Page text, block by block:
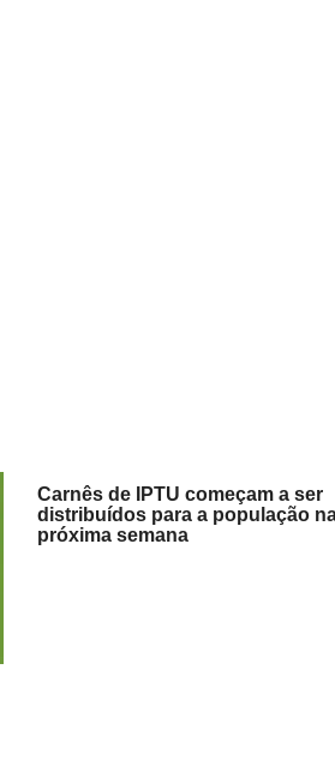
Carnês de IPTU começam a ser
distribuídos para a população
próxima semana